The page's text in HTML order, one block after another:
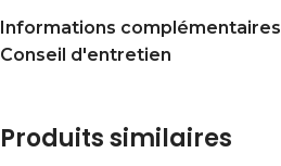
Informations complémentaires
Conseil d'entretien
Produits similaires